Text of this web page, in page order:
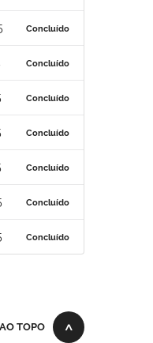
Concluído
Concluído
Concluído
Concluído
Concluído
Concluído
Concluído
TOPO